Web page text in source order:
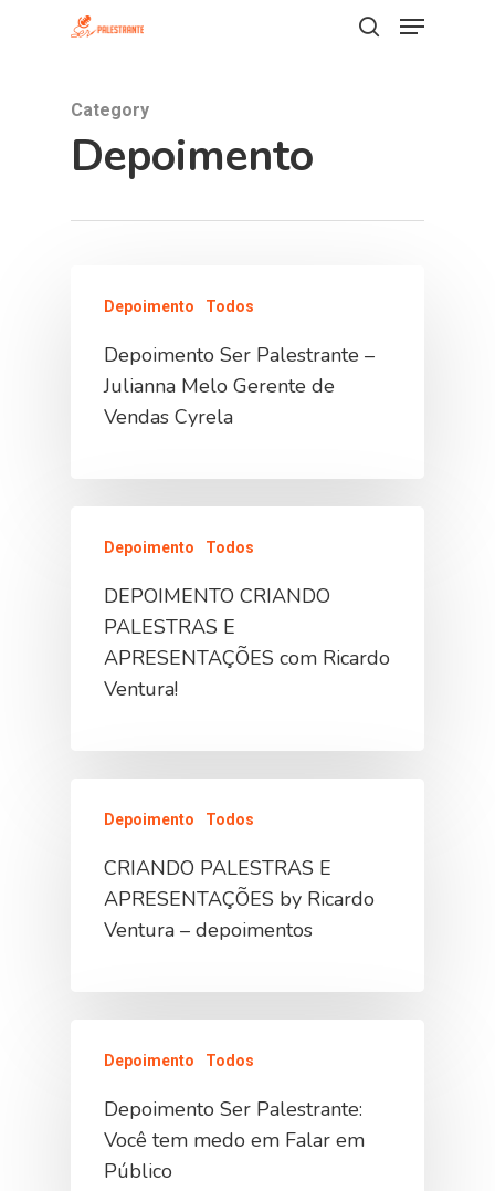
Category
Depoimento
Depoimento Todos
Depoimento Ser Palestrante –
Julianna Melo Gerente de
Vendas Cyrela
Depoimento Todos
DEPOIMENTO CRIANDO
PALESTRAS E
APRESENTAÇÕES com Ricardo
Ventura!
Depoimento Todos
CRIANDO PALESTRAS E
APRESENTAÇÕES by Ricardo
Ventura – depoimentos
Depoimento Todos
Depoimento Ser Palestrante:
Você tem medo em Falar em
Público